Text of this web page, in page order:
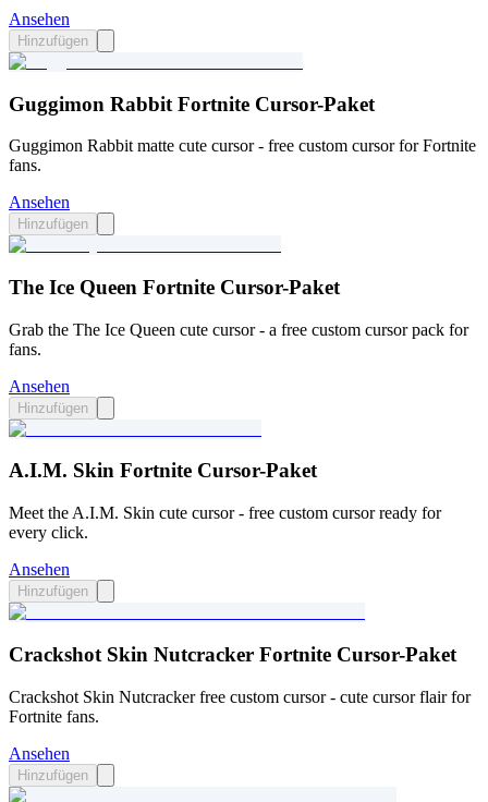
Ansehen
Hinzufügen
Guggimon Rabbit Fortnite Cursor-Paket
Guggimon Rabbit matte cute cursor - free custom cursor for Fortnite
fans.
Ansehen
Hinzufügen
The Ice Queen Fortnite Cursor-Paket
Grab the The Ice Queen cute cursor - a free custom cursor pack for
fans.
Ansehen
Hinzufügen
A.I.M. Skin Fortnite Cursor-Paket
Meet the A.I.M. Skin cute cursor - free custom cursor ready for
every click.
Ansehen
Hinzufügen
Crackshot Skin Nutcracker Fortnite Cursor-Paket
Crackshot Skin Nutcracker free custom cursor - cute cursor flair for
Fortnite fans.
Ansehen
Hinzufügen